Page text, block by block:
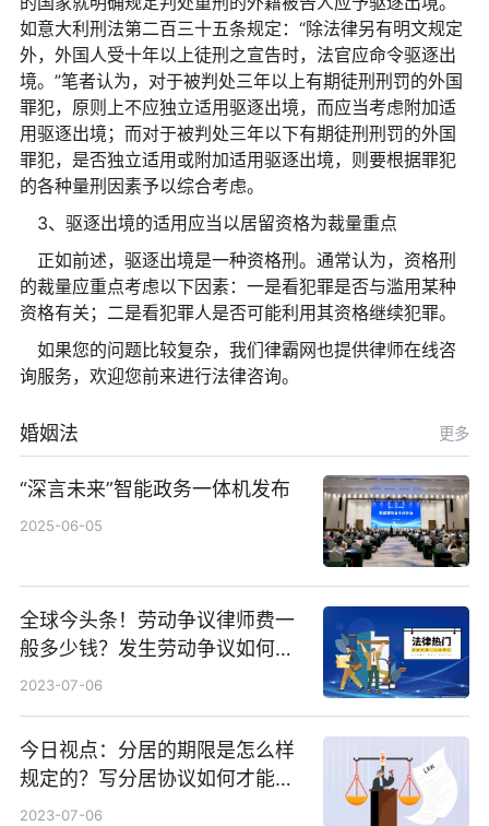
如意大利刑法第二百三十五条规定：“除法律另有明文规定
外，外国人受十年以上徒刑之宣告时，法官应命令驱逐出
境。”笔者认为，对于被判处三年以上有期徒刑刑罚的外国
罪犯，原则上不应独立适用驱逐出境，而应当考虑附加适
用驱逐出境；而对于被判处三年以下有期徒刑刑罚的外国
罪犯，是否独立适用或附加适用驱逐出境，则要根据罪犯
的各种量刑因素予以综合考虑。
3、驱逐出境的适用应当以居留资格为裁量重点
正如前述，驱逐出境是一种资格刑。通常认为，资格刑
的裁量应重点考虑以下因素：一是看犯罪是否与滥用某种
资格有关；二是看犯罪人是否可能利用其资格继续犯罪。
如果您的问题比较复杂，我们律霸网也提供律师在线咨
询服务，欢迎您前来进行法律咨询。
婚姻法 更多
“深言未来”智能政务一体机发布
2025-06-05
全球今头条！劳动争议律师费一
般多少钱？发生劳动争议如何算
工资？
2023-07-06
今日视点：分居的期限是怎么样
规定的？写分居协议如何才能有
效？
2023-07-06